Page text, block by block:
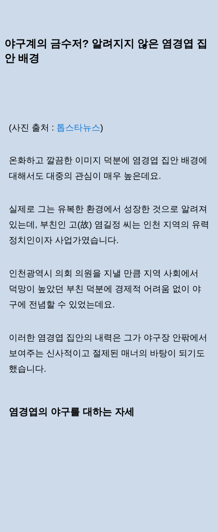
야구계의 금수저? 알려지지 않은 염경엽 집
안 배경
(사진 출처 : 톱스타뉴스)
온화하고 깔끔한 이미지 덕분에 염경엽 집안 배경에
대해서도 대중의 관심이 매우 높은데요.
실제로 그는 유복한 환경에서 성장한 것으로 알려져
있는데, 부친인 고(故) 염길정 씨는 인천 지역의 유력
정치인이자 사업가였습니다.
인천광역시 의회 의원을 지낼 만큼 지역 사회에서
덕망이 높았던 부친 덕분에 경제적 어려움 없이 야
구에 전념할 수 있었는데요.
이러한 염경엽 집안의 내력은 그가 야구장 안팎에서
보여주는 신사적이고 절제된 매너의 바탕이 되기도
했습니다.
염경엽의 야구를 대하는 자세